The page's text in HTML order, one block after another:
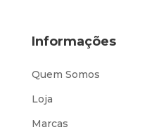
Informações
Quem Somos
Loja
Marcas